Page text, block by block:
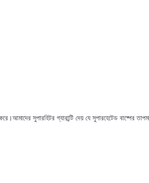
সুপারহিটর গ্যারান্টি দেয় যে সুপারহেটেড